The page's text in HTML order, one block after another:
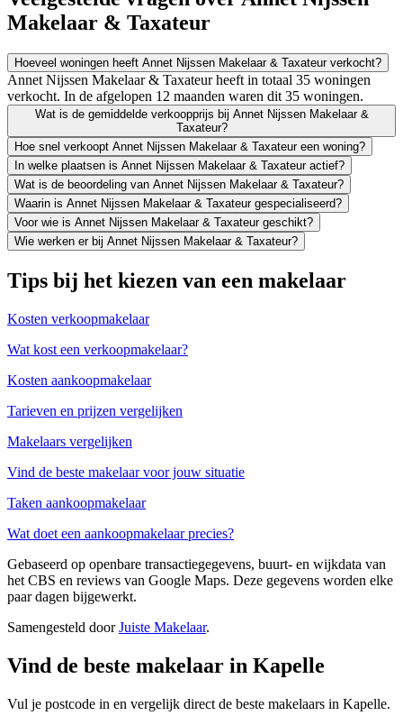
Makelaar & Taxateur
Hoeveel woningen heeft Annet Nijssen Makelaar & Taxateur verkocht?
Annet Nijssen Makelaar & Taxateur heeft in totaal 35 woningen
verkocht. In de afgelopen 12 maanden waren dit 35 woningen.
Wat is de gemiddelde verkoopprijs bij Annet Nijssen Makelaar &
Taxateur?
Hoe snel verkoopt Annet Nijssen Makelaar & Taxateur een woning?
In welke plaatsen is Annet Nijssen Makelaar & Taxateur actief?
Wat is de beoordeling van Annet Nijssen Makelaar & Taxateur?
Waarin is Annet Nijssen Makelaar & Taxateur gespecialiseerd?
Voor wie is Annet Nijssen Makelaar & Taxateur geschikt?
Wie werken er bij Annet Nijssen Makelaar & Taxateur?
Tips bij het kiezen van een makelaar
Kosten verkoopmakelaar
Wat kost een verkoopmakelaar?
Kosten aankoopmakelaar
Tarieven en prijzen vergelijken
Makelaars vergelijken
Vind de beste makelaar voor jouw situatie
Taken aankoopmakelaar
Wat doet een aankoopmakelaar precies?
Gebaseerd op openbare transactiegegevens, buurt- en wijkdata van
het CBS en reviews van Google Maps. Deze gegevens worden elke
paar dagen bijgewerkt.
Samengesteld doorJuiste Makelaar.
Vind de beste makelaar in Kapelle
Vul je postcode in en vergelijk direct de beste makelaars in Kapelle.